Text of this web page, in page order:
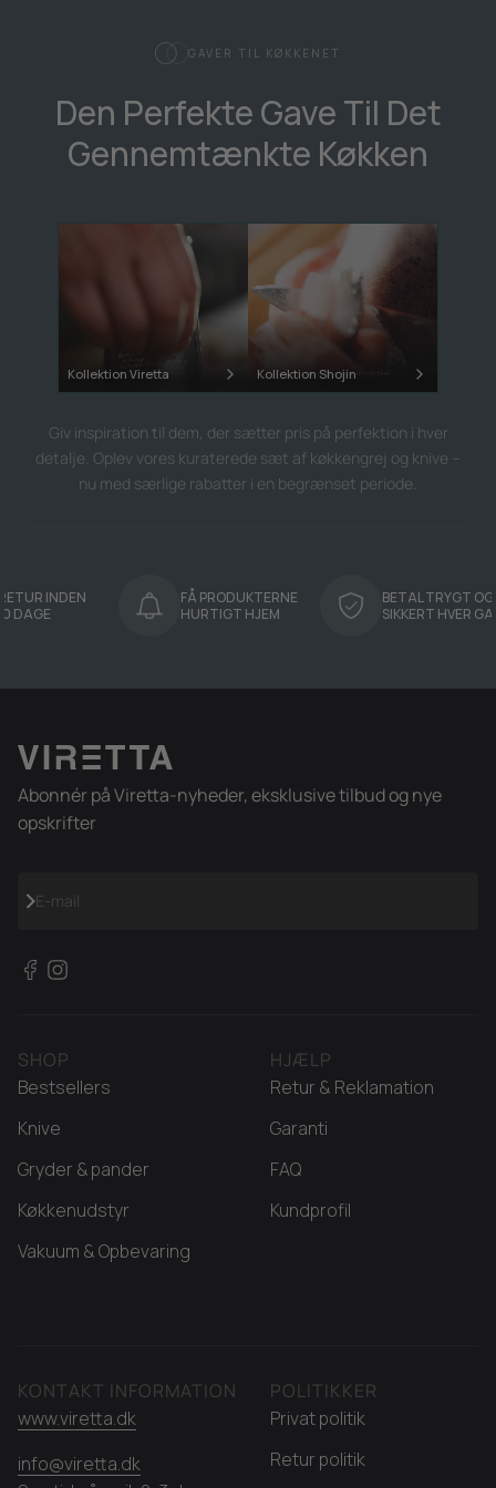
GAVER TIL KØKKENET
Den Perfekte Gave Til Det
Gennemtænkte Køkken
Kollektion Viretta Kollektion Shojin
Giv inspiration til dem, der sætter pris på perfektion i hver
detalje. Oplev vores kuraterede sæt af køkkengrej og knive –
nu med særlige rabatter i en begrænset periode.
INDEN
FÅ PRODUKTERNE
HURTIGT HJEM
BETAL TRYGT OG
SIKKERT HVER GANG
Abonnér på Viretta-nyheder, eksklusive tilbud og nye
opskrifter
E-mail
Abonnér
HJÆLP
Retur & Reklamation
Garanti
FAQ
Kundprofil
POLITIKKER
Privat politik
Retur politik
SHOP
Bestsellers
Knive
Gryder & pander
Køkkenudstyr
Vakuum & Opbevaring
KONTAKT INFORMATION
www.viretta.dk
info@viretta.dk